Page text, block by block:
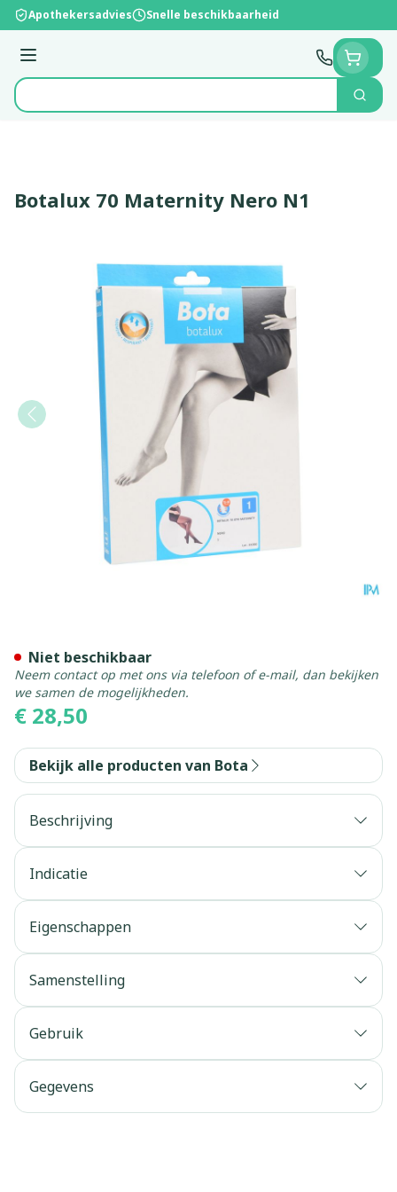
Ga naar de inhoud
Apothekersadvies Snelle beschikbaarheid
Menu
Product, merk, categorie...
Zoek
Botalux 70 Maternity Nero N1
€ 28,50
Niet beschikbaar
Neem contact op met ons via telefoon of e-mail, dan bekijken
we samen de mogelijkheden.
Bekijk alle producten van Bota
Beschrijving
Indicatie
Eigenschappen
Samenstelling
Gebruik
Gegevens